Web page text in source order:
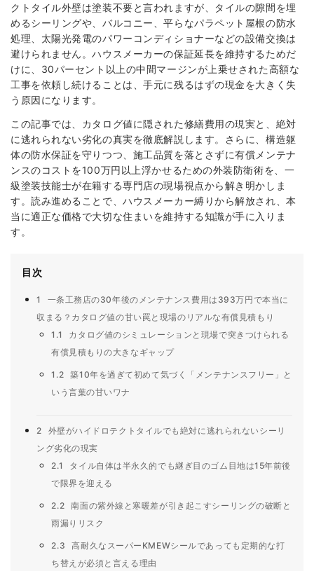
クトタイル外壁は塗装不要と言われますが、タイルの隙間を埋
めるシーリングや、バルコニー、平らなパラペット屋根の防水
処理、太陽光発電のパワーコンディショナーなどの設備交換は
避けられません。ハウスメーカーの保証延長を維持するためだ
けに、30パーセント以上の中間マージンが上乗せされた高額な
工事を依頼し続けることは、手元に残るはずの現金を大きく失
う原因になります。
この記事では、カタログ値に隠された修繕費用の現実と、絶対
に逃れられない劣化の真実を徹底解説します。さらに、構造躯
体の防水保証を守りつつ、施工品質を落とさずに有償メンテナ
ンスのコストを100万円以上浮かせるための外装防衛術を、一
級塗装技能士が在籍する専門店の現場視点から解き明かしま
す。読み進めることで、ハウスメーカー縛りから解放され、本
当に適正な価格で大切な住まいを維持する知識が手に入りま
す。
目次
1
一条工務店の30年後のメンテナンス費用は393万円で本当に
収まる？カタログ値の甘い罠と現場のリアルな有償見積もり
1.1
カタログ値のシミュレーションと現場で突きつけられる
有償見積もりの大きなギャップ
1.2 築10年を過ぎて初めて気づく「メンテナンスフリー」と
いう言葉の甘いワナ
2
外壁がハイドロテクトタイルでも絶対に逃れられないシーリ
ング劣化の現実
2.1
タイル自体は半永久的でも継ぎ目のゴム目地は15年前後
で限界を迎える
2.2 南面の紫外線と寒暖差が引き起こすシーリングの破断と
雨漏りリスク
2.3
高耐久なスーパーKMEWシールであっても定期的な打
ち替えが必須と言える理由